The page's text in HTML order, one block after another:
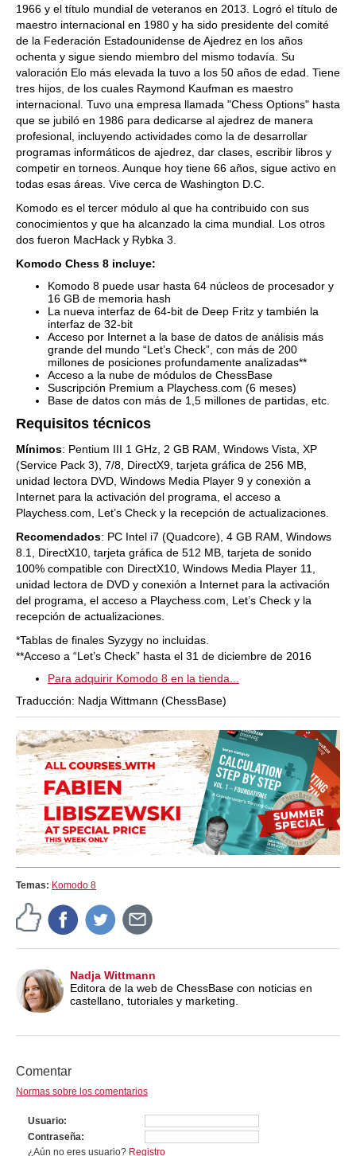
1966 y el título mundial de veteranos en 2013. Logró el título de
maestro internacional en 1980 y ha sido presidente del comité
de la Federación Estadounidense de Ajedrez en los años
ochenta y sigue siendo miembro del mismo todavía. Su
valoración Elo más elevada la tuvo a los 50 años de edad. Tiene
tres hijos, de los cuales Raymond Kaufman es maestro
internacional. Tuvo una empresa llamada "Chess Options" hasta
que se jubiló en 1986 para dedicarse al ajedrez de manera
profesional, incluyendo actividades como la de desarrollar
programas informáticos de ajedrez, dar clases, escribir libros y
competir en torneos. Aunque hoy tiene 66 años, sigue activo en
todas esas áreas. Vive cerca de Washington D.C.
Komodo es el tercer módulo al que ha contribuido con sus
conocimientos y que ha alcanzado la cima mundial. Los otros
dos fueron MacHack y Rybka 3.
Komodo Chess 8 incluye:
Komodo 8 puede usar hasta 64 núcleos de procesador y
16 GB de memoria hash
La nueva interfaz de 64-bit de Deep Fritz y también la
interfaz de 32-bit
Acceso por Internet a la base de datos de análisis más
grande del mundo “Let’s Check”, con más de 200
millones de posiciones profundamente analizadas**
Acceso a la nube de módulos de ChessBase
Suscripción Premium a Playchess.com (6 meses)
Base de datos con más de 1,5 millones de partidas, etc.
Requisitos técnicos
Mínimos: Pentium III 1 GHz, 2 GB RAM, Windows Vista, XP
(Service Pack 3), 7/8, DirectX9, tarjeta gráfica de 256 MB,
unidad lectora DVD, Windows Media Player 9 y conexión a
Internet para la activación del programa, el acceso a
Playchess.com, Let’s Check y la recepción de actualizaciones.
Recomendados: PC Intel i7 (Quadcore), 4 GB RAM, Windows
8.1, DirectX10, tarjeta gráfica de 512 MB, tarjeta de sonido
100% compatible con DirectX10, Windows Media Player 11,
unidad lectora de DVD y conexión a Internet para la activación
del programa, el acceso a Playchess.com, Let’s Check y la
recepción de actualizaciones.
*Tablas de finales Syzygy no incluidas.
**Acceso a “Let’s Check” hasta el 31 de diciembre de 2016
Para adquirir Komodo 8 en la tienda...
Traducción: Nadja Wittmann (ChessBase)
Temas: Komodo 8
Nadja Wittmann
Editora de la web de ChessBase con noticias en
castellano, tutoriales y marketing.
Comentar
Normas sobre los comentarios
Usuario
Contraseña
¿Aún no eres usuario? Registro